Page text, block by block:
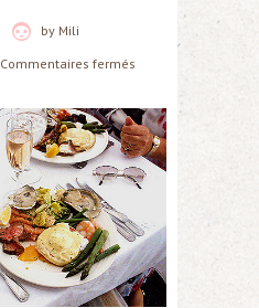
by Mili
Commentaires fermés